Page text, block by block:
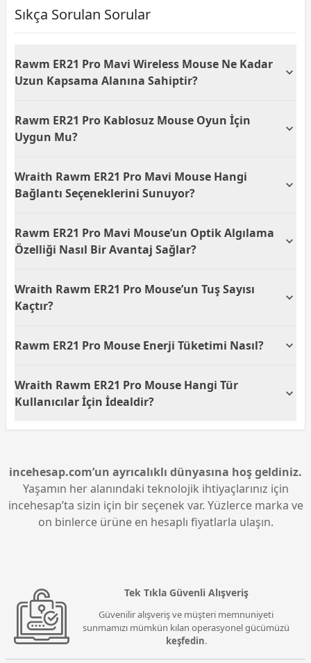
Sıkça Sorulan Sorular
Rawm ER21 Pro Mavi Wireless Mouse Ne Kadar
Uzun Kapsama Alanına Sahiptir?
bağlantı ile sınırlı alanlarda rahatça kullanılabilir.
Tipik bir kablosuz mouse'a uygun olarak yaklaşık 10
metreye kadar etkili kapsama alanı sunar, böylece
Rawm ER21 Pro Kablosuz Mouse Oyun İçin
Uygun Mu?
deneyimi düşünülerek tasarlanmış, 5 tuşu ve optik
algılayıcısıyla hassas ve hızlı tepki süresi sunar. Bu
özellikler sayesinde daha etkili bir oyun performansı
Wraith Rawm ER21 Pro Mavi Mouse Hangi
Bağlantı Seçeneklerini Sunuyor?
hem de kablolu bağlantı seçenekleri sunarak esnek
kullanım imkanı sağlar. USB bağlantı arabirimi ile
bilgisayarınıza kolayca bağlayabilir ve kesintisiz bir
Rawm ER21 Pro Mavi Mouse’un Optik Algılama
Özelliği Nasıl Bir Avantaj Sağlar?
özelliği, pürüzsüz ve hassas izleme sağlar. Bu özellik,
özellikle oyun ve tasarım uygulamalarında hassas
hareketlerin gerekli olduğu durumlarda kullanıcılara
Wraith Rawm ER21 Pro Mouse’un Tuş Sayısı
Kaçtır?
toplamda 5 tuşla donatılmıştır. Bu ekstra tuşlar,
Rawm ER21 Pro Mouse Enerji Tüketimi Nasıl?
tasarruflu tasarımıyla uzun pil ömrü sunar. Bu
sayede, pil değiştirme sıklığını azaltarak uzun süreli
kullanım imkanı sağlar.
Wraith Rawm ER21 Pro Mouse Hangi Tür
Kullanıcılar İçin İdealdir?
Wraith Rawm ER21 Pro Mouse, hem oyun tutkunları
sağlarken, optik algılayıcısı ve beş tuşu ile üstün bir
kullanıcı deneyimi sunar.
incehesap.com’un ayrıcalıklı dünyasına hoş geldiniz.
Yaşamın her alanındaki teknolojik ihtiyaçlarınız için
incehesap’ta sizin için bir seçenek var. Yüzlerce marka ve
on binlerce ürüne en hesaplı fiyatlarla ulaşın.
Tek Tıkla Güvenli Alışveriş
Güvenilir alışveriş ve müşteri memnuniyeti
sunmamızı mümkün kılan operasyonel gücümüzü
keşfedin.